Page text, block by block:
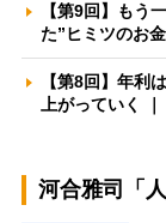
【第9回】もう
た”ヒミツのお
【第8回】年
上がっていく
河合雅司「